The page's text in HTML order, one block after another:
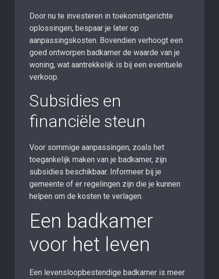
Door nu te investeren in toekomstgerichte
oplossingen, bespaar je later op
aanpassingskosten. Bovendien verhoogt een
goed ontworpen badkamer de waarde van je
woning, wat aantrekkelijk is bij een eventuele
verkoop.
Subsidies en
financiële steun
Voor sommige aanpassingen, zoals het
toegankelijk maken van je badkamer, zijn
subsidies beschikbaar. Informeer bij je
gemeente of er regelingen zijn die je kunnen
helpen om de kosten te verlagen.
Een badkamer
voor het leven
Een levensloopbestendige badkamer is meer